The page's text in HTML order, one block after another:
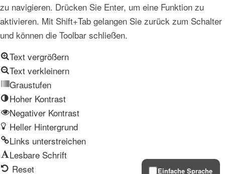
Einfache Sprache
zu navigieren. Drücken Sie Enter, um eine Funktion zu
aktivieren. Mit Shift+Tab gelangen Sie zurück zum Schalter
und können die Toolbar schließen.
Text vergrößern
Text verkleinern
Graustufen
Hoher Kontrast
Negativer Kontrast
Heller Hintergrund
Links unterstreichen
Lesbare Schrift
Reset